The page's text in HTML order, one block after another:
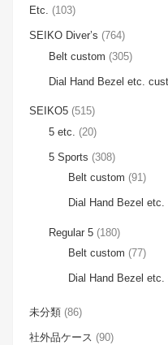
Etc. (103)
SEIKO Diver’s (764)
Belt custom (305)
Dial Hand Bezel etc.
SEIKO5 (515)
5 etc.
(20)
5 Sports (308)
Belt custom (91)
Dial Hand Bezel etc.
Regular 5 (180)
Belt custom (77)
Dial Hand Bezel etc.
未分類 (86)
社外品ケース (90)